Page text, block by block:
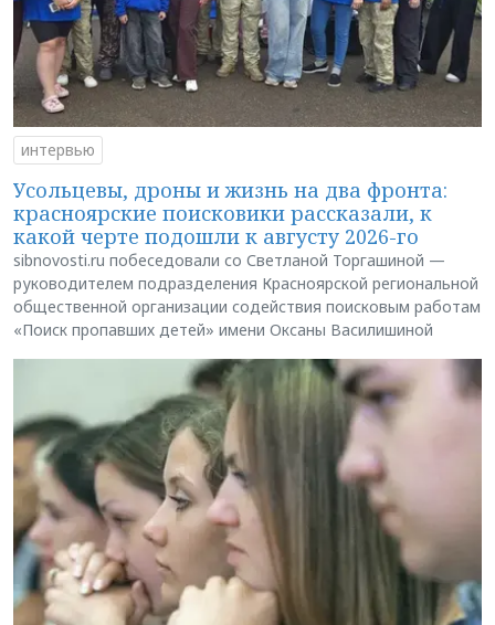
интервью
Усольцевы, дроны и жизнь на два фронта:
красноярские поисковики рассказали, к
какой черте подошли к августу 2026-го
sibnovosti.ru побеседовали со Светланой Торгашиной —
руководителем подразделения Красноярской региональной
общественной организации содействия поисковым работам
«Поиск пропавших детей» имени Оксаны Василишиной